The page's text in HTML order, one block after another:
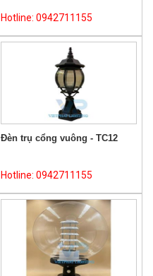
Hotline: 0942711155
Đèn trụ cổng vuông - TC12
Hotline: 0942711155